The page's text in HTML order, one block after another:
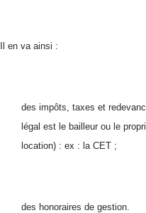
Il en va ainsi :
des impôts, taxes et
légal est le bailleur ou le
location) : ex : la CET ;
des honoraires de gestion.